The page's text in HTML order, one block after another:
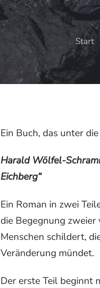
Start
Ein Buch, das unter
Harald Wölfel-
Eichberg“
Ein Roman in zwei
die Begegnung
Menschen schildert,
Veränderung mündet.
Der erste Teil beginnt